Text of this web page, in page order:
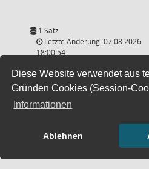
Diese Website verwendet aus
Gründen Cookies (Session-
Informationen
Ablehnen
1 Satz
Letzte Änderung: 07.08.2026
18:00:54